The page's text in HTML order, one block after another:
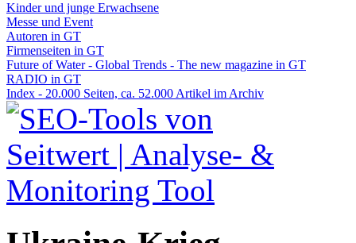
Kinder und junge Erwachsene
Messe und Event
Autoren in GT
Firmenseiten in GT
Future of Water - Global Trends - The new magazine in GT
RADIO in GT
Index - 20.000 Seiten, ca. 52.000 Artikel im Archiv